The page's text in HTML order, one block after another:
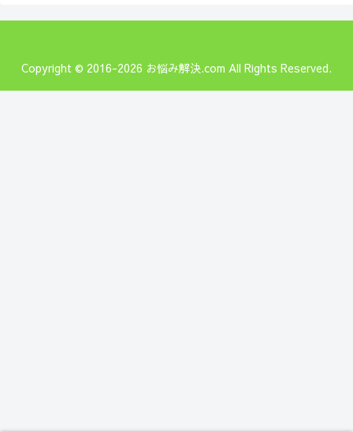
Copyright © 2016-2026 お悩み解決.com All Rights Reserved.